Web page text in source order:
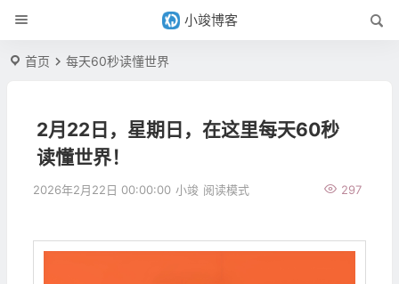
小竣博客
首页 每天60秒读懂世界
2月22日，星期日，在这里每天60秒
读懂世界！
2026年2月22日 00:00:00 小竣 297
阅读模式